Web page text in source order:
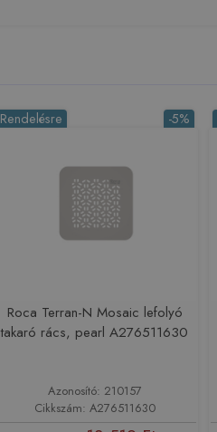
-5%
Rendelésre
Roca Terran-N Mosaic lefolyó
takaró rács, pearl A276511630
Azonosító: 210157
Cikkszám: A276511630